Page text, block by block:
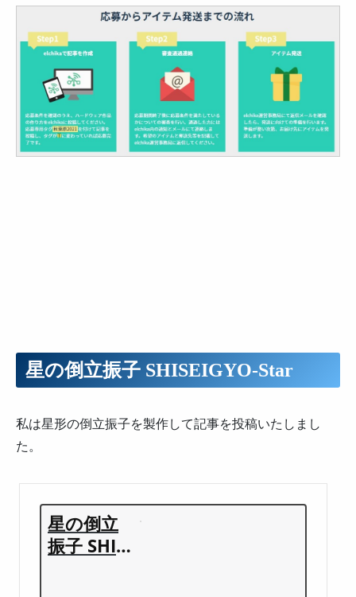
星の倒立振子 SHISEIGYO-Star
私は星形の倒立振子を製作して記事を投稿いたしまし
た。
星の倒立
振子 SHIS